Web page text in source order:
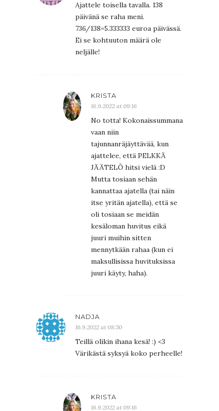
Ajattele toisella tavalla. 138
päivänä se raha meni.
736/138=5.333333 euroa päivässä.
Ei se kohtuuton määrä ole
neljälle!
KRISTA
16.9.2022 at 09:16
No totta! Kokonaissummana
vaan niin
tajunnanräjäyttävää, kun
ajattelee, että PELKKÄ
JÄÄTELÖ hitsi vielä :D
Mutta tosiaan sehän
kannattaa ajatella (tai näin
itse yritän ajatella), että se
oli tosiaan se meidän
kesäloman huvitus eikä
juuri muihin sitten
mennytkään rahaa (kun ei
maksullisissa huvituksissa
juuri käyty, haha).
NADJA
16.9.2022 at 08:50
Teillä olikin ihana kesä! :) <3
Värikästä syksyä koko perheelle!
KRISTA
16.9.2022 at 09:16